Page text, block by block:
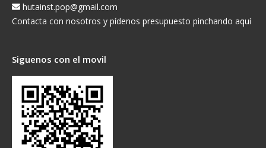
hutainst.pop@gmail.com
Contacta con nosotros y pídenos presupuesto pinchando aquí
Siguenos con el movil